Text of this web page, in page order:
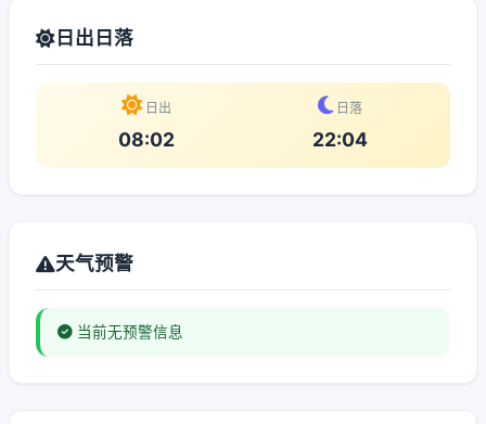
日出日落
日出
08:02
日落
22:04
天气预警
当前无预警信息